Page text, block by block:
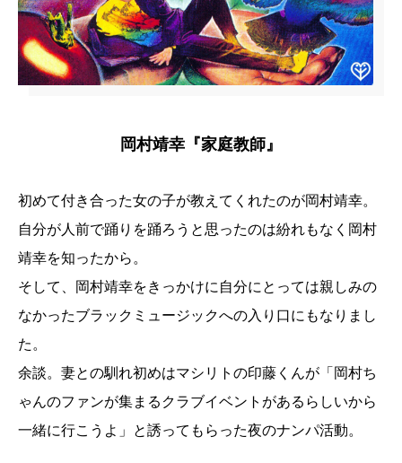
岡村靖幸『家庭教師』
初めて付き合った女の子が教えてくれたのが岡村靖幸。
自分が人前で踊りを踊ろうと思ったのは紛れもなく岡村
靖幸を知ったから。
そして、岡村靖幸をきっかけに自分にとっては親しみの
なかったブラックミュージックへの入り口にもなりまし
た。
余談。妻との馴れ初めはマシリトの印藤くんが「岡村ち
ゃんのファンが集まるクラブイベントがあるらしいから
一緒に行こうよ」と誘ってもらった夜のナンパ活動。